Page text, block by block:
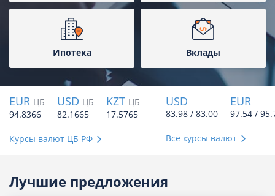
Ипотека Вклады
EUR ЦБ
94.8366
USD ЦБ
82.1665
KZT ЦБ
17.5765
Курсы валют ЦБ РФ
USD
83.98 / 83.00
EUR
97.54 /
Все курсы валют
Лучшие предложения